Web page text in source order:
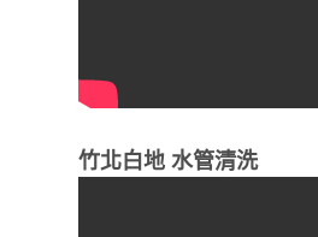
竹北白地 水管清洗